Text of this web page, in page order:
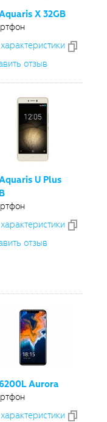
X 32GB
отзыв
U Plus
отзыв
Aurora